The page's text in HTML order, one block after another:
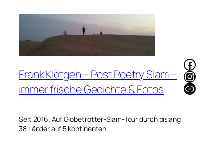
Frank Klötgen – Post Poetry Slam –
immer frische Gedichte & Fotos
Seit 2016. Auf Globetrotter-Slam-Tour durch bislang
38 Länder auf 5 Kontinenten
Link